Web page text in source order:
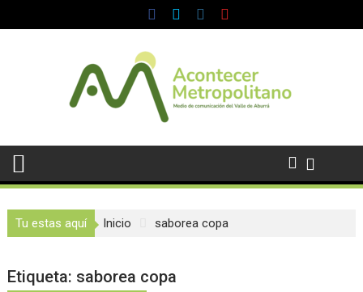
al
Tu estas aquí Inicio saborea copa
Etiqueta: saborea copa